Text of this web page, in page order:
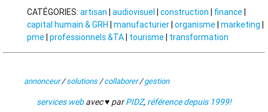
CATÉGORIES: artisan | audiovisuel | construction | finance|
capital humain & GRH | manufacturier| organisme| marketing |
pme| professionnels &TA| tourisme| transformation
annonceur/solutions/collaborer/gestion
services webavec ♥ parPIDZ, référence depuis 1999!